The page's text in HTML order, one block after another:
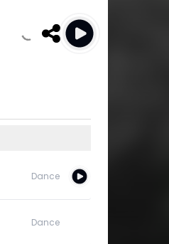
Dance
Dance